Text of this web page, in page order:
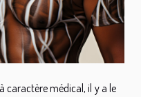
caractère médical, il y a le